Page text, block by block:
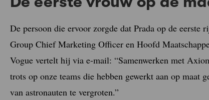
De persoon die ervoor zorgde dat Prada op de
Group Chief Marketing Officer en Hoofd
Vogue vertelt hij via e-mail: “Samenwerken met
trots op onze teams die hebben gewerkt aan op
van astronauten te vergroten.”